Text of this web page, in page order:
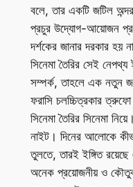
বলে, তার একটি জটিল
প্রচুর উদ্যোগ-আয়োজন
দর্শকের জানার দরকার হয়
সিনেমা তৈরির সেই নেপথ্য
সম্পর্ক, তাহলে এক নতুন
ফরাসি চলচ্চিত্রকার
সিনেমা তৈরির সিনেমা
নাইট। দিনের আলোকে
তুলতে, তারই ইঙ্গিত
অনেক প্রয়োজনীয় ও